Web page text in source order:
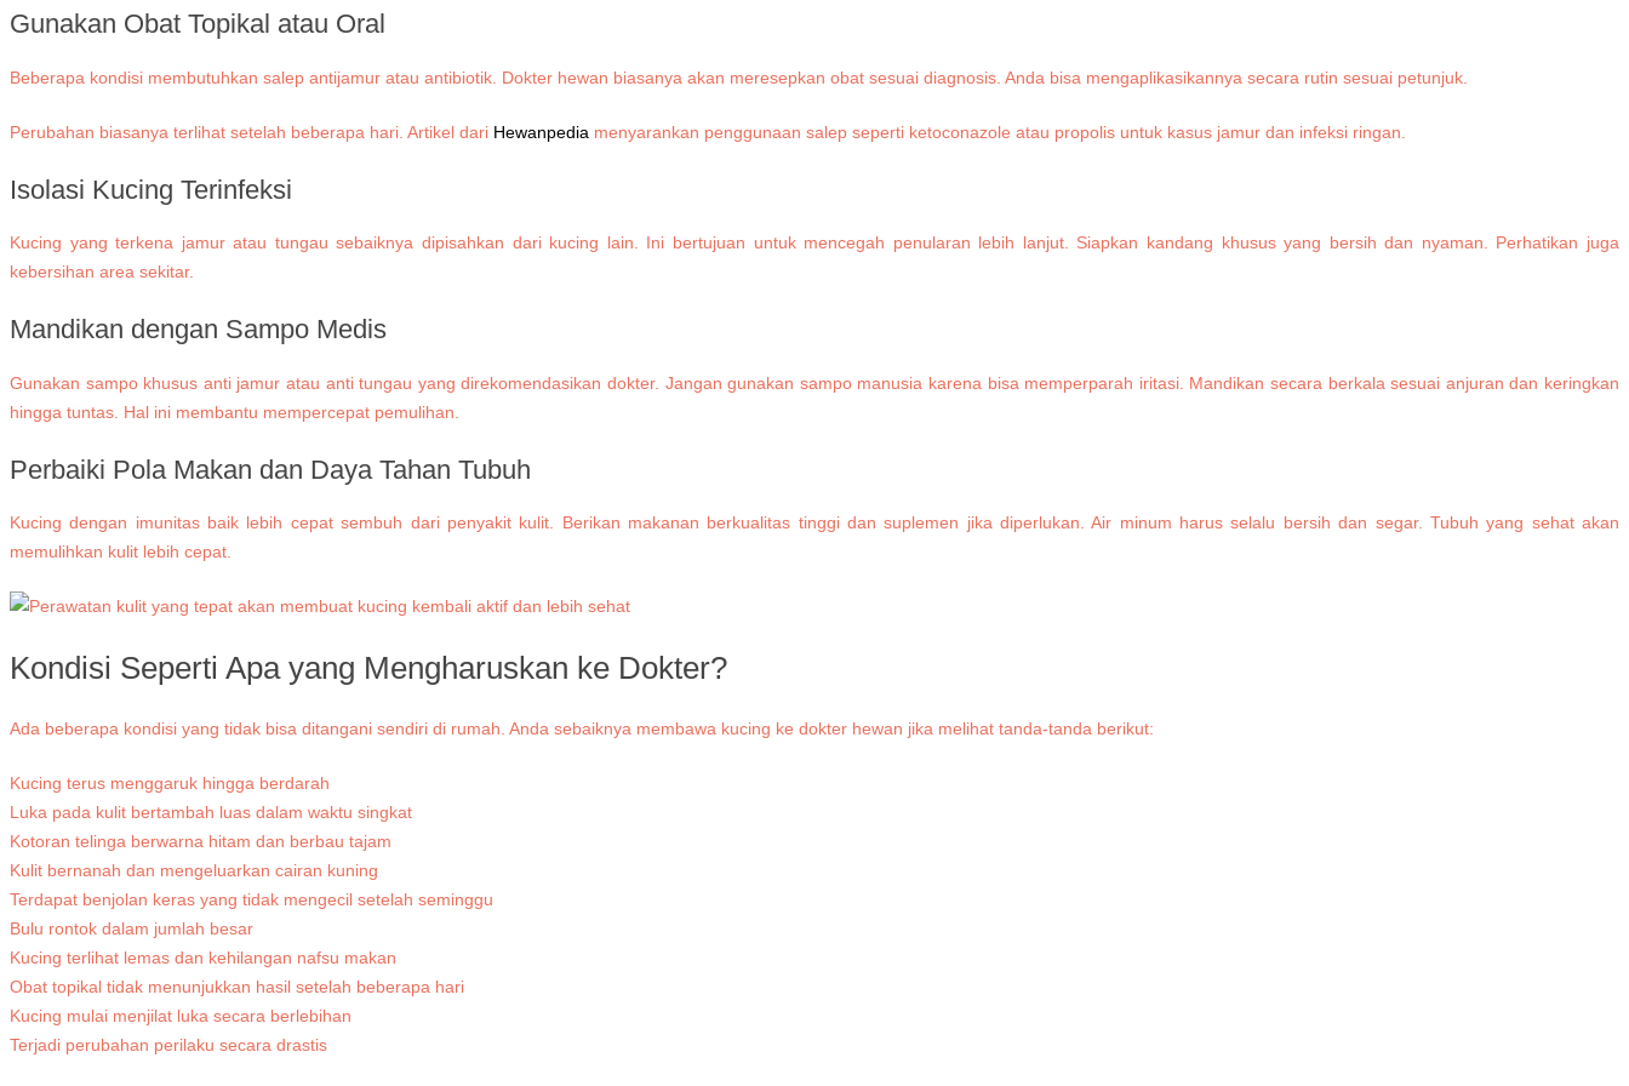
Gunakan Obat Topikal atau Oral
Beberapa kondisi membutuhkan salep antijamur atau antibiotik. Dokter hewan biasanya akan meresepkan obat sesuai diagnosis. Anda bisa mengaplikasikannya secara rutin sesuai petunjuk.
Perubahan biasanya terlihat setelah beberapa hari. Artikel dari Hewanpedia menyarankan penggunaan salep seperti ketoconazole atau propolis untuk kasus jamur dan infeksi ringan.
Isolasi Kucing Terinfeksi
Kucing yang terkena jamur atau tungau sebaiknya dipisahkan dari kucing lain. Ini bertujuan untuk mencegah penularan lebih lanjut. Siapkan kandang khusus yang bersih dan nyaman. Perhatikan juga
kebersihan area sekitar.
Mandikan dengan Sampo Medis
Gunakan sampo khusus anti jamur atau anti tungau yang direkomendasikan dokter. Jangan gunakan sampo manusia karena bisa memperparah iritasi. Mandikan secara berkala sesuai anjuran dan keringkan
hingga tuntas. Hal ini membantu mempercepat pemulihan.
Perbaiki Pola Makan dan Daya Tahan Tubuh
Kucing dengan imunitas baik lebih cepat sembuh dari penyakit kulit. Berikan makanan berkualitas tinggi dan suplemen jika diperlukan. Air minum harus selalu bersih dan segar. Tubuh yang sehat akan
memulihkan kulit lebih cepat.
Kondisi Seperti Apa yang Mengharuskan ke Dokter?
Ada beberapa kondisi yang tidak bisa ditangani sendiri di rumah. Anda sebaiknya membawa kucing ke dokter hewan jika melihat tanda-tanda berikut:
Kucing terus menggaruk hingga berdarah
Luka pada kulit bertambah luas dalam waktu singkat
Kotoran telinga berwarna hitam dan berbau tajam
Kulit bernanah dan mengeluarkan cairan kuning
Terdapat benjolan keras yang tidak mengecil setelah seminggu
Bulu rontok dalam jumlah besar
Kucing terlihat lemas dan kehilangan nafsu makan
Obat topikal tidak menunjukkan hasil setelah beberapa hari
Kucing mulai menjilat luka secara berlebihan
Terjadi perubahan perilaku secara drastis